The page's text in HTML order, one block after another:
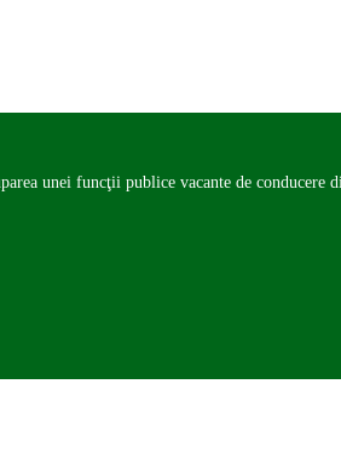
unei funcţii publice vacante de conducere